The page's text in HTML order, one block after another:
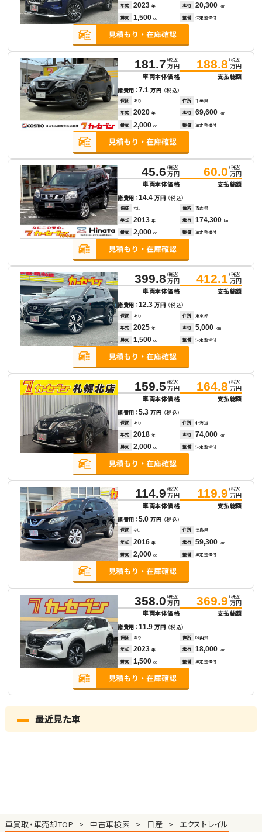
年式 2023 年 走行 20,300 km
排気 1,500 cc 整備 法定整備付
181.7 （税込）
万円
車両本体価格
188.8 （税込）
万円
支払総額
諸費用：7.1万円 （税込）
保証 あり 住所 千葉県
年式 2020 年 走行 69,600 km
排気 2,000 cc 整備 法定整備付
45.6 （税込）
万円
車両本体価格
60.0 （税込）
万円
支払総額
諸費用：14.4万円 （税込）
保証 なし 住所 青森県
年式 2013 年 走行 174,300 km
排気 2,000 cc 整備 法定整備付
399.8 （税込）
万円
車両本体価格
412.1 （税込）
万円
支払総額
諸費用：12.3万円 （税込）
保証 あり 住所 東京都
年式 2025 年 走行 5,000 km
排気 1,500 cc 整備 法定整備付
159.5 （税込）
万円
車両本体価格
164.8 （税込）
万円
支払総額
諸費用：5.3万円 （税込）
保証 あり 住所 北海道
年式 2018 年 走行 74,000 km
排気 2,000 cc 整備 法定整備付
114.9 （税込）
万円
車両本体価格
119.9 （税込）
万円
支払総額
諸費用：5.0万円 （税込）
保証 なし 住所 徳島県
年式 2016 年 走行 59,300 km
排気 2,000 cc 整備 法定整備付
358.0 （税込）
万円
車両本体価格
369.9 （税込）
万円
支払総額
諸費用：11.9万円 （税込）
保証 あり 住所 岡山県
年式 2023 年 走行 18,000 km
排気 1,500 cc 整備 法定整備付
最近見た車
車買取・車売却TOP 中古車検索 日産 エクストレイル